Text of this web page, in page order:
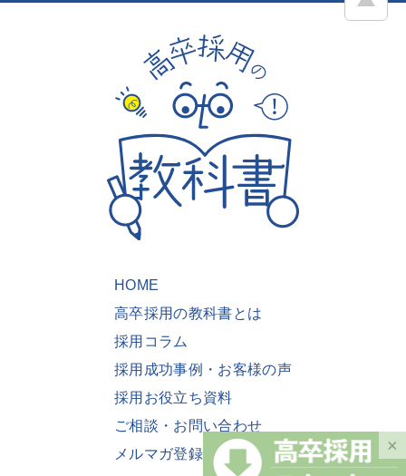
HOME
高卒採用の教科書とは
採用コラム
採用成功事例・お客様の声
採用お役立ち資料
ご相談・お問い合わせ
メルマガ登録
×